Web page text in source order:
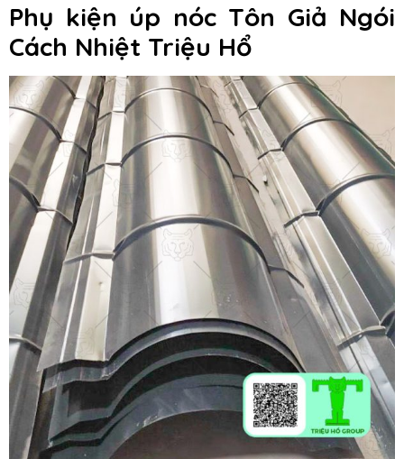
Phụ kiện úp nóc Tôn Giả Ngói
Cách Nhiệt Triệu Hổ